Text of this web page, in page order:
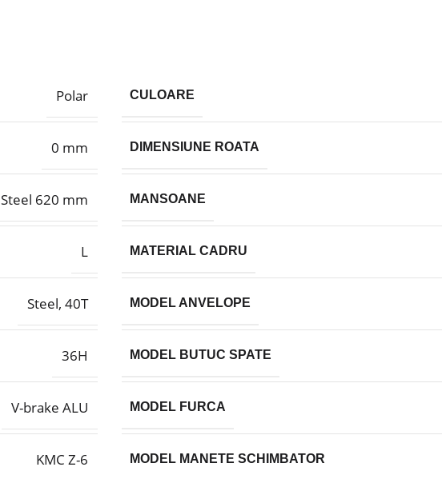
Polar CULOARE
0 mm DIMENSIUNE ROATA
Steel 620 mm MANSOANE
L MATERIAL CADRU
Steel, 40T MODEL ANVELOPE
36H MODEL BUTUC SPATE
V-brake ALU MODEL FURCA
KMC Z-6 MODEL MANETE SCHIMBATOR